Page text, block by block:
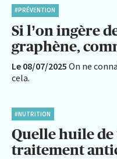
#PRÉVENTION
Si l’on ingère
graphène,
Le 08/07/2025 On ne
cela.
#NUTRITION
Quelle huile de
traitement